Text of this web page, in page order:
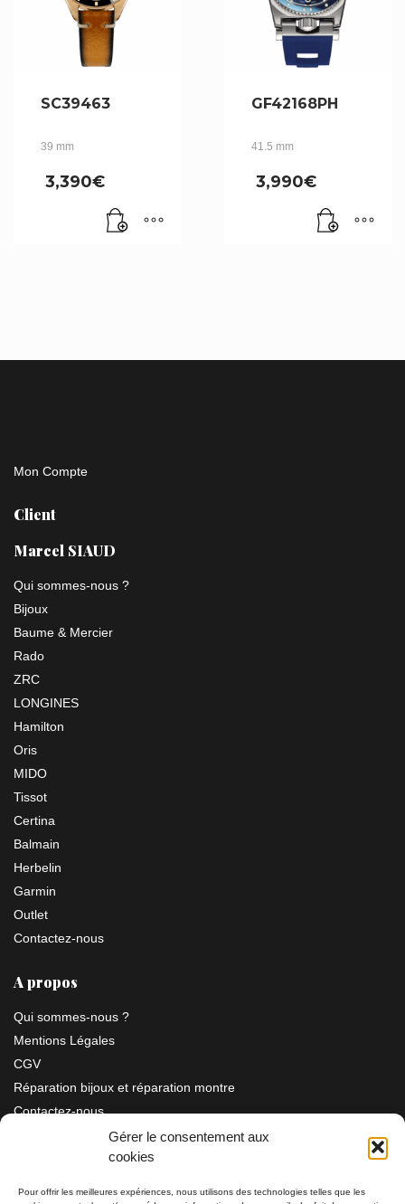
Gérer le consentement aux
cookies
Pour offrir les meilleures expériences, nous utilisons des technologies telles que les
SC39463
39 mm
3,390€
GF42168PH
41.5 mm
3,990€
Mon Compte
Client
Marcel SIAUD
Qui sommes-nous ?
Bijoux
Baume & Mercier
Rado
ZRC
LONGINES
Hamilton
Oris
MIDO
Tissot
Certina
Balmain
Herbelin
Garmin
Outlet
Contactez-nous
A propos
Qui sommes-nous ?
Mentions Légales
CGV
Réparation bijoux et réparation montre
Contactez-nous
Information